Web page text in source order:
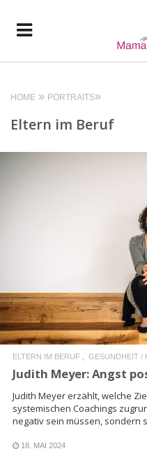
HOME PORTRAITS
Eltern im Beruf
ELTERN IM BERUF GESUNDHEIT /
Judith Meyer: Angst
Judith Meyer erzählt, welche
systemischen Coachings
negativ sein müssen, sondern
18. MAI 2024